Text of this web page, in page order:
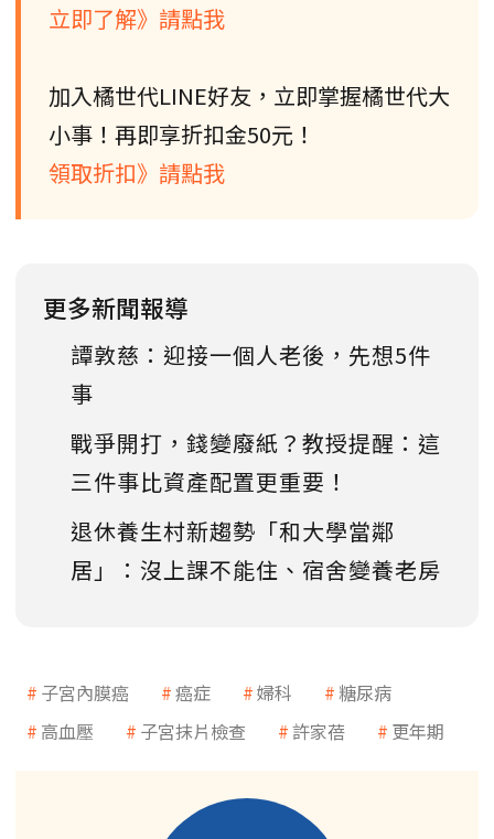
立即了解》請點我
加入橘世代LINE好友，立即掌握橘世代大
小事！再即享折扣金50元！
領取折扣》請點我
更多新聞報導
譚敦慈：迎接一個人老後，先想5件
事
戰爭開打，錢變廢紙？教授提醒：這
三件事比資產配置更重要！
退休養生村新趨勢「和大學當鄰
居」：沒上課不能住、宿舍變養老房
子宮內膜癌 癌症 婦科
糖尿病
高血壓
子宮抹片檢查 許家蓓 更年期